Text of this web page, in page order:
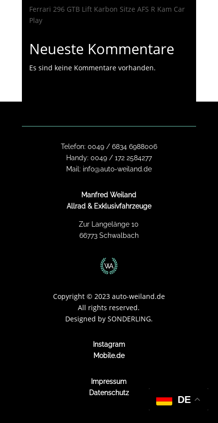
Ferrari 296 GTB Lift Karbon Sitze AFS R Kam Car
Play
Neueste Kommentare
Es sind keine Kommentare vorhanden.
Telefon: 0049 / 6834 6988006
Handy: 0049 / 172 2584277
Mail: info@auto-weiland.de
Manfred Weiland
Allrad & Exklusivfahrzeuge
Zur Langelänge 10
66773 Schwalbach
Copyright © 2023 auto-weiland.de
All rights reserved.
Designed by SONDERLING.
Instagram
Mobile.de
Impressum
Datenschutz
DE